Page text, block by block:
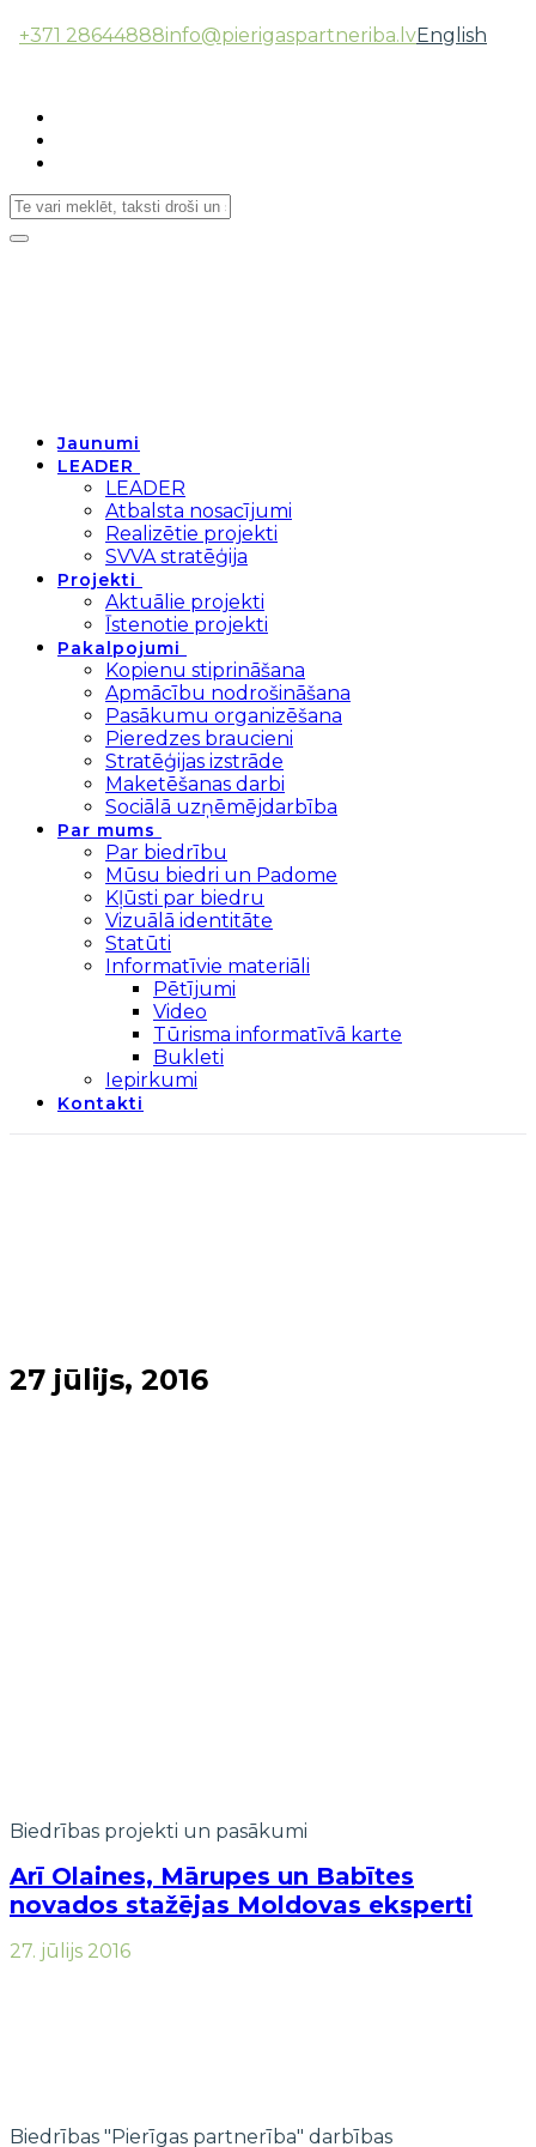
+371 28644888info@pierigaspartneriba.lvEnglish
Toggle
Jaunumi
LEADER
LEADER
Atbalsta nosacījumi
Realizētie projekti
SVVA stratēģija
Projekti
Aktuālie projekti
Īstenotie projekti
Pakalpojumi
Kopienu stiprināšana
Apmācību nodrošināšana
Pasākumu organizēšana
Pieredzes braucieni
Stratēģijas izstrāde
Maketēšanas darbi
Sociālā uzņēmējdarbība
Par mums
Par biedrību
Mūsu biedri un Padome
Kļūsti par biedru
Vizuālā identitāte
Statūti
Informatīvie materiāli
Pētījumi
Video
Tūrisma informatīvā karte
Bukleti
Iepirkumi
Kontakti
27 jūlijs, 2016
Biedrības projekti un pasākumi
Arī Olaines, Mārupes un Babītes
novados stažējas Moldovas eksperti
27. jūlijs 2016
Biedrības "Pierīgas partnerība" darbības